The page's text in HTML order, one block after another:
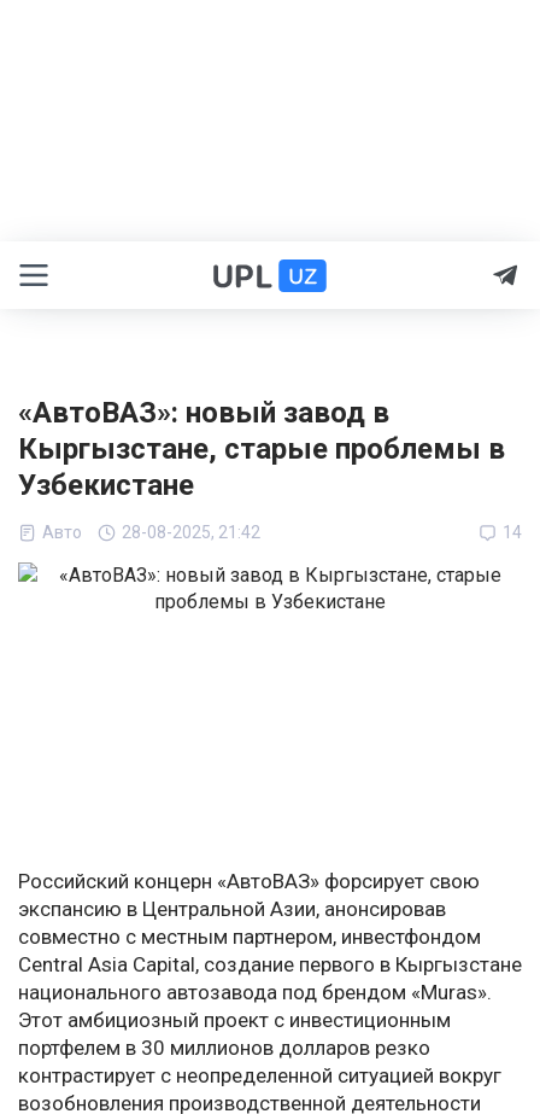
«АвтоВАЗ»: новый завод в
Кыргызстане, старые проблемы в
Узбекистане
Авто 28-08-2025, 21:42 14
Российский концерн «АвтоВАЗ» форсирует свою
экспансию в Центральной Азии, анонсировав
совместно с местным партнером, инвестфондом
Central Asia Capital, создание первого в Кыргызстане
национального автозавода под брендом «Muras».
Этот амбициозный проект с инвестиционным
портфелем в 30 миллионов долларов резко
контрастирует с неопределенной ситуацией вокруг
возобновления производственной деятельности